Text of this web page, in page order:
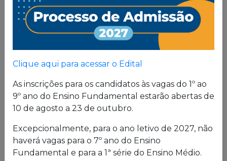
Proposta
Pedagógica
formação, pautada em valores cristãos e um
consistente conhecimento acadêmico.
Estrutura física
O Colégio oferece uma excelente estrutura para
atender a seus alunos em período integral.
Clique aqui para acessar o Edital
As inscrições para os candidatos às vagas do 1º ao
9º ano do Ensino Fundamental estarão abertas de
10 de agosto a 23 de outubro.
Excepcionalmente, para o ano letivo de 2027, não
haverá vagas para o 7º ano do Ensino
Fundamental e para a 1ª série do Ensino Médio.